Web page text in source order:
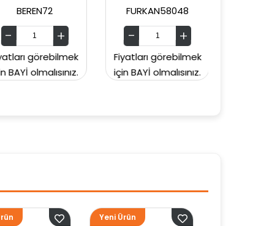
FURKAN58048
Fiyatları görebilmek
için BAYİ olmalısınız.
FURKAN58055
Fiyatları görebilmek
için BAYİ olmalısınız.
Yeni Ürün Yeni Ürün